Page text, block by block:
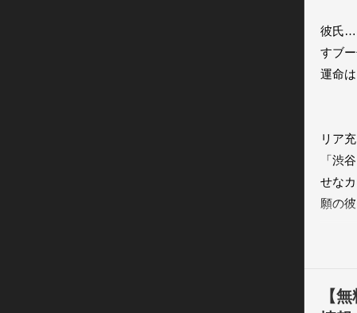
彼氏…
すブ
運命
リア
「渋
せな
願の
マヨ
【